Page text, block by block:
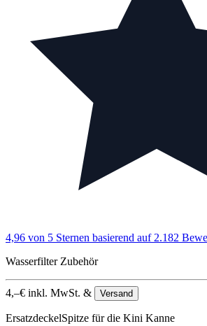
4,96 von 5 Sternen basierend auf 2.182
Wasserfilter Zubehör
4,–€ inkl. MwSt. & Versand
ErsatzdeckelSpitze für die Kini Kanne